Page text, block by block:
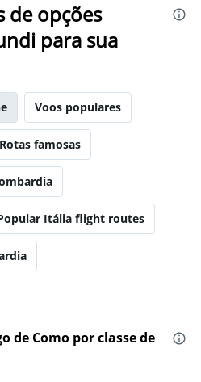
de opções
para sua
Voos populares
Rotas famosas
Itália flight routes
de Como por classe de